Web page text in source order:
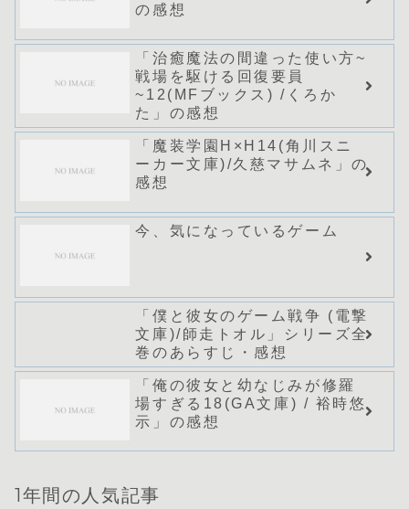
の感想
「治癒魔法の間違った使い方~
戦場を駆ける回復要員
~12(MFブックス) /くろか
た」の感想
「魔装学園H×H14(角川スニ
ーカー文庫)/久慈マサムネ」の
感想
今、気になっているゲーム
「僕と彼女のゲーム戦争 (電撃
文庫)/師走トオル」シリーズ全
巻のあらすじ・感想
「俺の彼女と幼なじみが修羅
場すぎる18(GA文庫) / 裕時悠
示」の感想
1年間の人気記事